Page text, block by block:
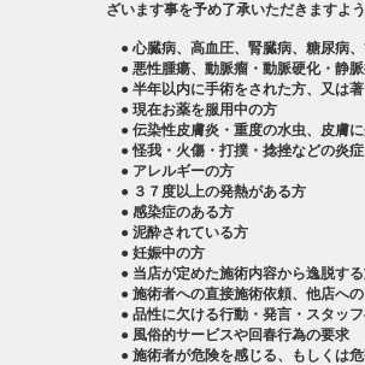
ざいます事を予め了承いただきますよ
● 心臓病、高血圧、腎臓病、糖尿病
● 悪性腫瘍、動脈瘤・動脈硬化・静
● 半年以内に手術をされた方、又は
● 現在お薬を服用中の方
● 伝染性皮膚炎・重度の水虫、皮膚
● 怪我・火傷・打撲・捻挫などの炎
● アレルギーの方
● ３７度以上の発熱がある方
● 感染症のある方
● 泥酔されている方
● 妊娠中の方
● 当店が定めた施術内容から逸脱す
● 施術者への直接施術依頼、他店へ
● 品性に欠ける行動・発言・スタッ
● 風俗的サービスや回春行為の要求
● 施術者が危険を感じる、もしくは